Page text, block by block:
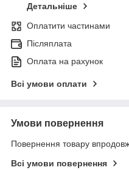
Детальніше
Оплатити частинами
Післяплата
Оплата на рахунок
Всі умови оплати
Умови повернення
Повернення товару
Всі умови повернення